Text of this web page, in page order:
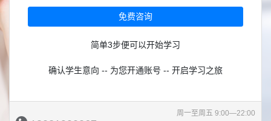
免费咨询
简单3步便可以开始学习
确认学生意向 -- 为您开通账号 -- 开启学习之旅
周一至周五 9:00—22:00